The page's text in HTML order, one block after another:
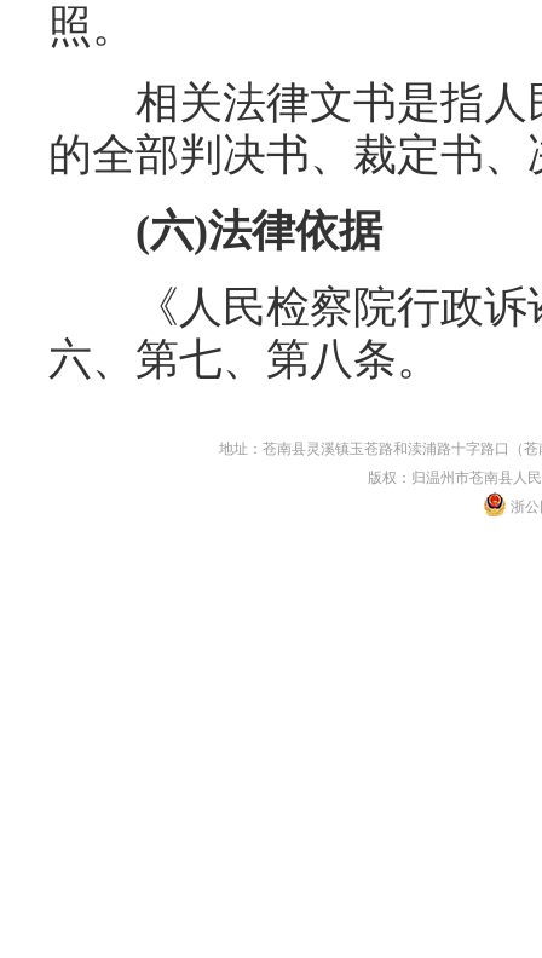
照。
相关法律文书是指人
的全部判决书、裁定书
(六)法律依据
《人民检察院行政诉
六、第七、第八条。
地址：苍南县灵溪镇玉苍路和渎浦路十字路口（
版权：归温州市苍南县人
浙公